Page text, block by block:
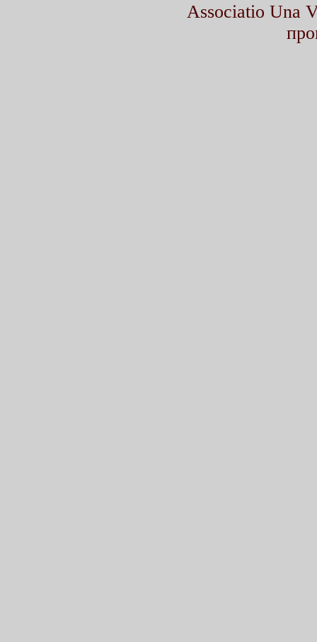
Associatio Una